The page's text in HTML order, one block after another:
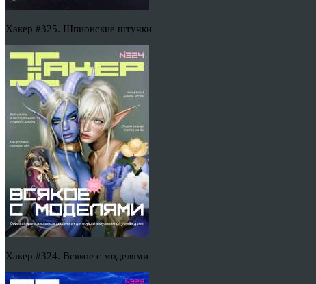
Хакер #325. Шпионские штучки
Хакер #324. Всякое с моделями